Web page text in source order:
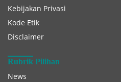
Kebijakan Privasi
Kode Etik
Disclaimer
Rubrik Pilihan
News